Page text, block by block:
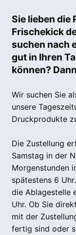
Sie lieben die
Frischekick
suchen nach
gut in Ihren
können?
Wir suchen Sie
unsere
Druckprodukte
Die Zustellung
Samstag in der
Morgenstunden
spätestens 6
die Ablagestelle
Uhr. Ob Sie
mit der
fertig sind oder